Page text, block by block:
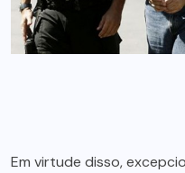
Em virtude disso,